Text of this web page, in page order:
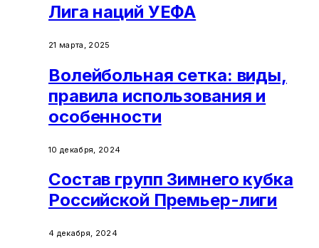
Лига наций УЕФА
21 марта, 2025
Волейбольная сетка: виды,
правила использования и
особенности
10 декабря, 2024
Состав групп Зимнего кубка
Российской Премьер-лиги
4 декабря, 2024